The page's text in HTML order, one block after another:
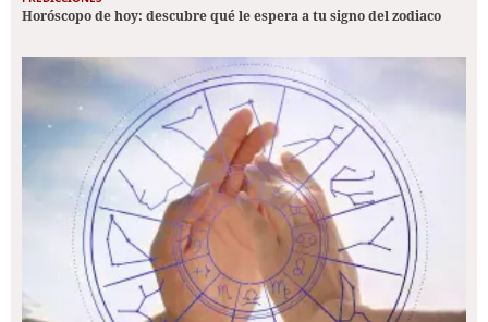
Horóscopo de hoy: descubre qué le espera a tu signo del zodiaco